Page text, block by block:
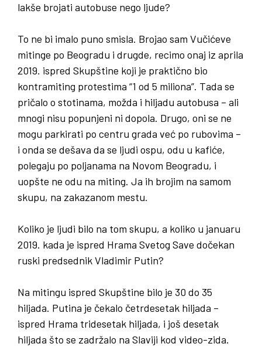
lakše brojati autobuse nego ljude?
To ne bi imalo puno smisla. Brojao sam Vučićeve
mitinge po Beogradu i drugde, recimo onaj iz aprila
2019. ispred Skupštine koji je praktično bio
kontramiting protestima “1 od 5 miliona”. Tada se
pričalo o stotinama, možda i hiljadu autobusa – ali
mnogi nisu popunjeni ni dopola. Drugo, oni se ne
mogu parkirati po centru grada već po rubovima –
i onda se dešava da se ljudi ospu, odu u kafiće,
polegaju po poljanama na Novom Beogradu, i
uopšte ne odu na miting. Ja ih brojim na samom
skupu, na zakazanom mestu.
Koliko je ljudi bilo na tom skupu, a koliko u januaru
2019. kada je ispred Hrama Svetog Save dočekan
ruski predsednik Vladimir Putin?
Na mitingu ispred Skupštine bilo je 30 do 35
hiljada. Putina je čekalo četrdesetak hiljada –
ispred Hrama tridesetak hiljada, i još desetak
hiljada što se zadržalo na Slaviji kod video-zida.